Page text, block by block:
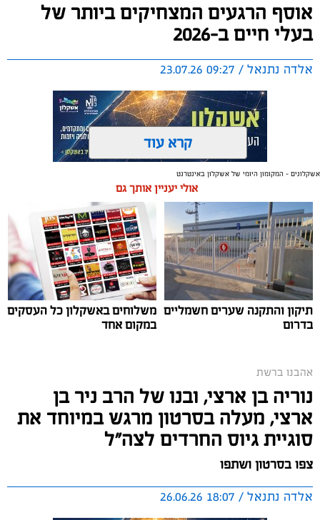
אוסף הרגעים המצחיקים ביותר של
בעלי חיים ב-2026
אלדה נתנאל / 09:27 23.07.26
תגים:בעלי חיים
קרא עוד
אשקלונים - המקומון היומי של אשקלון באינטרנט
אולי יעניין אותך גם
תיקון והתקנה שערים חשמליים
בדרום
משלוחים באשקלון כל העסקים
במקום אחד
אהבנו ברשת
נוריה בן ארצי, ובנו של הרב ניר בן
ארצי, מעלה בסרטון מרגש במיוחד את
סוגיית גיוס החרדים לצה"ל
צפו בסרטון ושתפו
אלדה נתנאל / 18:07 26.06.26